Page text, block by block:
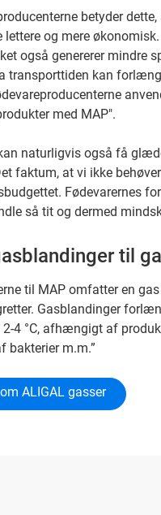
betyder
lettere og mere
også genererer mindre
transporttiden kan
med MAP".
naturligvis også få
faktum, at vi ikke
Fødevarernes
så tit og dermed
til
til MAP omfatter en
Gasblandinger
4 °C, afhængigt af
bakterier m.m.”
ALIGAL gasser